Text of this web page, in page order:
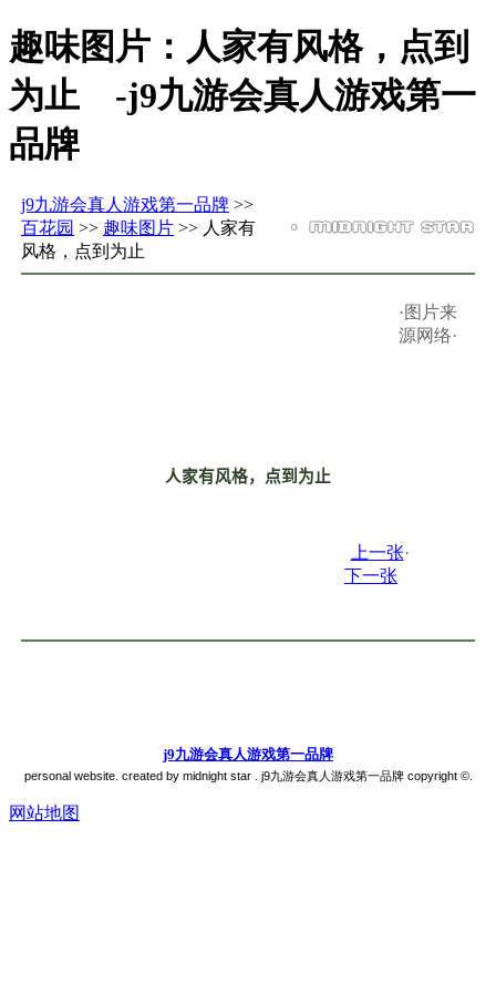
趣味图片：人家有风格，点到
为止 -j9九游会真人游戏第一
品牌
j9九游会真人游戏第一品牌 >>
百花园 >> 趣味图片 >> 人家有
风格，点到为止
·图片来
源网络·
人家有风格，点到为止
上一张·
下一张
j9九游会真人游戏第一品牌
personal website. created by midnight star . j9九游会真人游戏第一品牌 copyright ©.
网站地图